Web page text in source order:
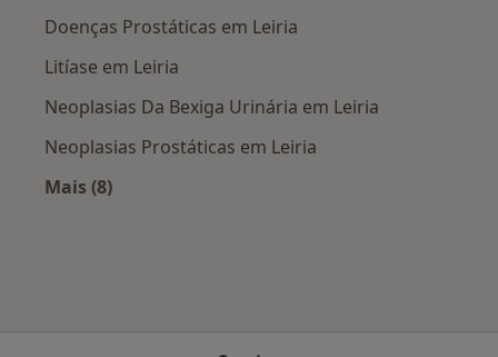
Doenças Prostáticas em Leiria
Litíase em Leiria
Neoplasias Da Bexiga Urinária em Leiria
Neoplasias Prostáticas em Leiria
Mais (8)